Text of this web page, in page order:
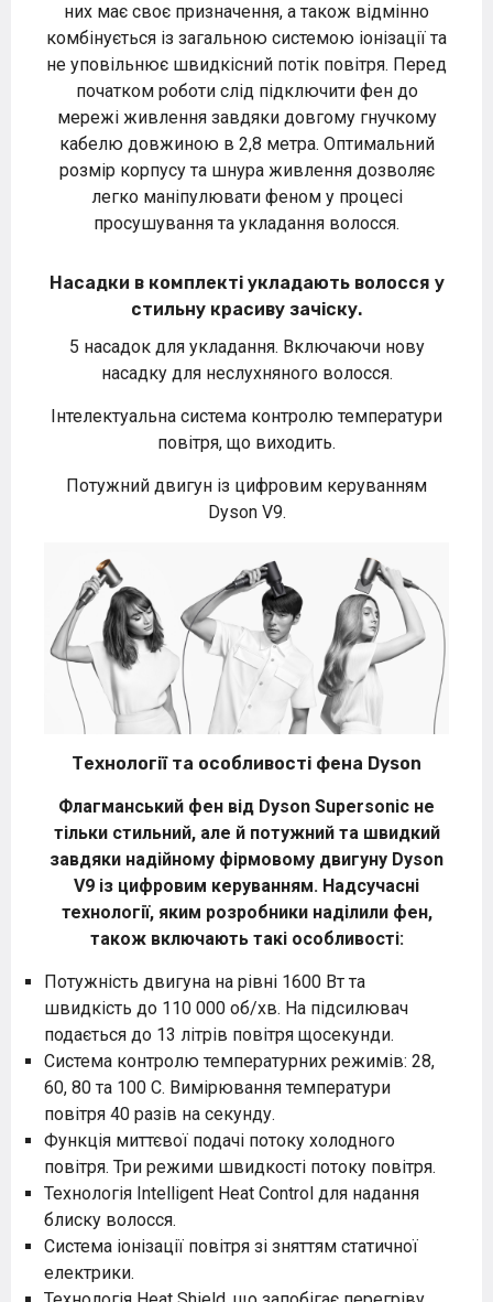
них має своє призначення, а також відмінно
комбінується із загальною системою іонізації та
не уповільнює швидкісний потік повітря. Перед
початком роботи слід підключити фен до
мережі живлення завдяки довгому гнучкому
кабелю довжиною в 2,8 метра. Оптимальний
розмір корпусу та шнура живлення дозволяє
легко маніпулювати феном у процесі
просушування та укладання волосся.
Насадки в комплекті укладають волосся у
стильну красиву зачіску.
5 насадок для укладання. Включаючи нову
насадку для неслухняного волосся.
Інтелектуальна система контролю температури
повітря, що виходить.
Потужний двигун із цифровим керуванням
Dyson V9.
Технології та особливості фена Dyson
Флагманський фен від Dyson Supersonic не
тільки стильний, але й потужний та швидкий
завдяки надійному фірмовому двигуну Dyson
V9 із цифровим керуванням. Надсучасні
технології, яким розробники наділили фен,
також включають такі особливості:
Потужність двигуна на рівні 1600 Вт та
швидкість до 110 000 об/хв. На підсилювач
подається до 13 літрів повітря щосекунди.
Система контролю температурних режимів: 28,
60, 80 та 100 С. Вимірювання температури
повітря 40 разів на секунду.
Функція миттєвої подачі потоку холодного
повітря. Три режими швидкості потоку повітря.
Технологія Intelligent Heat Control для надання
блиску волосся.
Система іонізації повітря зі зняттям статичної
електрики.